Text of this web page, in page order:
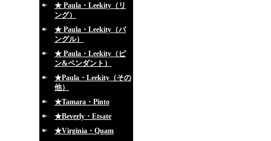
★ Paula・Leekity（リ
ング）
★ Paula・Leekity（バ
ングル）
★ Paula・Leekity（ピ
ン&ペンダント）
★Paula・Leekity（その
他）
★Tamara・Pinto
★Beverly・Etsate
★Virginia・Quam